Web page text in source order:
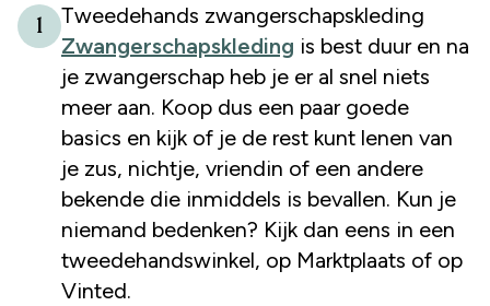
1
Tweedehands zwangerschapskleding
Zwangerschapskleding is best duur en na
je zwangerschap heb je er al snel niets
meer aan. Koop dus een paar goede
basics en kijk of je de rest kunt lenen van
je zus, nichtje, vriendin of een andere
bekende die inmiddels is bevallen. Kun je
niemand bedenken? Kijk dan eens in een
tweedehandswinkel, op Marktplaats of op
Vinted.